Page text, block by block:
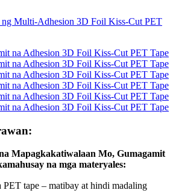
Mapagkakatiwalaan Mo, Gumagamit
na mga materyales:
tape – matibay at hindi madaling